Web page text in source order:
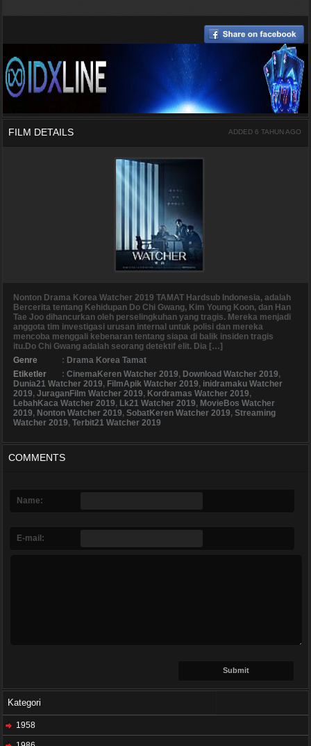
FILM DETAILS ADDED 6 TAHUN AGO
Nonton Drama Korea Watcher 2019 TAMAT Hardsub Indonesia, adalah
Bercerita tentang Kehidupan Do Chi Gwang, Kim Young Koon, dan Han
Tae Joo dihancurkan oleh perselingkuhan yang tragis. Mereka menjadi
anggota tim investigasi urusan internal untuk polisi dan mereka
mencoba menggali kebenaran tentang siapa di balik insiden tragis
itu.Do Chi Gwang adalah seorang detektif elit. Dia […]
Genre
: Drama Korea Tamat
Etiketler
: CinemaKeren Watcher 2019, Download Watcher 2019,
Dunia21 Watcher 2019, FilmApik Watcher 2019, inidramaku Watcher
2019, JuraganFilm Watcher 2019, Kordramas Watcher 2019,
LebahKaca Watcher 2019, Lk21 Watcher 2019, MovieBos Watcher
2019, Nonton Watcher 2019, SobatKeren Watcher 2019, Streaming
Watcher 2019, Terbit21 Watcher 2019
COMMENTS
Name:
E-mail:
Kategori
1958